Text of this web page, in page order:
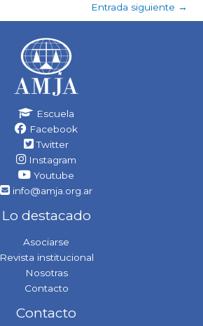
Entrada siguiente →
Escuela
Facebook
Twitter
Instagram
Youtube
info@amja.org.ar
Lo destacado
Asociarse
Revista institucional
Nosotras
Contacto
Contacto